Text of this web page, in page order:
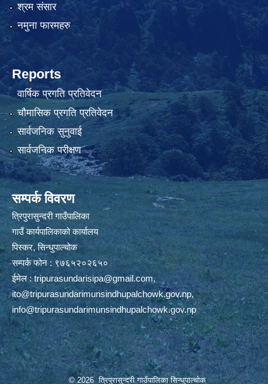
श्रम संसार
नमुना फारमहरु
Reports
वार्षिक प्रगति प्रतिवेदन
चौमासिक प्रगति प्रतिवेदन
सार्वजनिक सुनुवाई
सार्वजनिक परीक्षण
सम्पर्क विवरण
त्रिपुरासुन्दरी गाउँपालिका
गाउँ कार्यपालिकाको कार्यालय
पिस्कर, सिन्धुपाल्चोक
सम्पर्क फोन : ९७६५२०२६५०
ईमेल :tripurasundarisipa@gmail.com,
ito@tripurasundarimunsindhupalchowk.gov.np,
info@tripurasundarimunsindhupalchowk.gov.np
© 2026 त्रिपुरासुन्दरी गाउँपालिका सिन्धुपाल्चाेक